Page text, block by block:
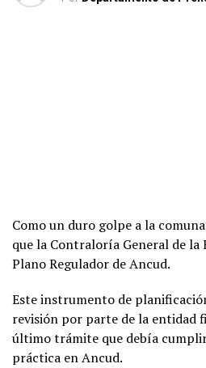
Como un duro golpe a la
que la Contraloría General de la
Plano Regulador de Ancud.
Este instrumento de
revisión por parte de la entidad
último trámite que debía
práctica en Ancud.